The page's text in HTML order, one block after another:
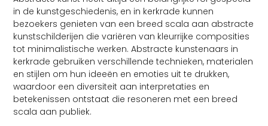
in de kunstgeschiedenis, en in kerkrade kunnen
bezoekers genieten van een breed scala aan abstracte
kunstschilderijen die variëren van kleurrijke composities
tot minimalistische werken. Abstracte kunstenaars in
kerkrade gebruiken verschillende technieken, materialen
en stijlen om hun ideeën en emoties uit te drukken,
waardoor een diversiteit aan interpretaties en
betekenissen ontstaat die resoneren met een breed
scala aan publiek.